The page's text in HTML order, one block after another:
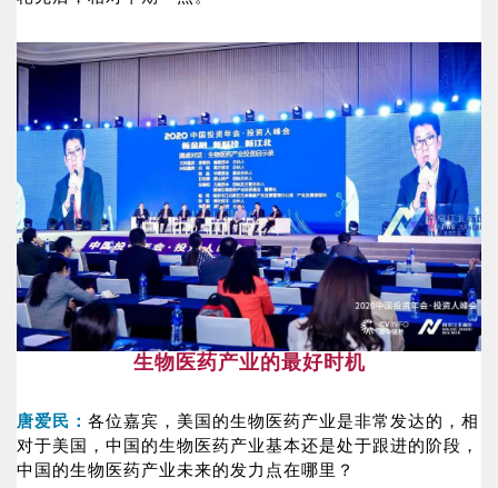
生物医药产业的最好时机
唐爱民： 各位嘉宾，美国的生物医药产业是非常发达的，相
对于美国，中国的生物医药产业基本还是处于跟进的阶段，
中国的生物医药产业未来的发力点在哪里？